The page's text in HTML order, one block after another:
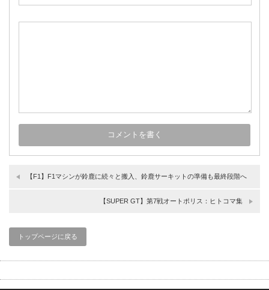
【F1】F1マシンが鈴鹿に続々と搬入、鈴鹿サーキットの準備も最終段階へ
【SUPER GT】第7戦オートポリス：ヒトコマ集
トップページに戻る